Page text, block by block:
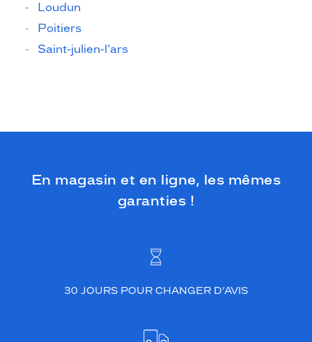
Loudun
Poitiers
Saint-julien-l'ars
En magasin et en ligne, les mêmes
garanties !
30 JOURS POUR CHANGER D’AVIS